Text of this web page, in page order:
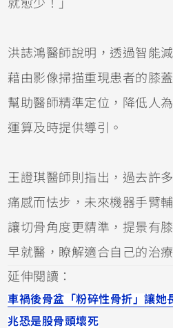
就愈少！」
洪誌鴻醫師說明，透過智能
藉由影像掃描重現患者的膝
幫助醫師精準定位，降低人
運算及時提供導引。
王證琪醫師則指出，過去許
痛感而怯步，未來機器手臂
讓切骨角度更精準，提景有
早就醫，瞭解適合自己的治
延伸閱讀：
車禍後骨盆「粉碎性骨折」讓她
兆恐是股骨頭壞死